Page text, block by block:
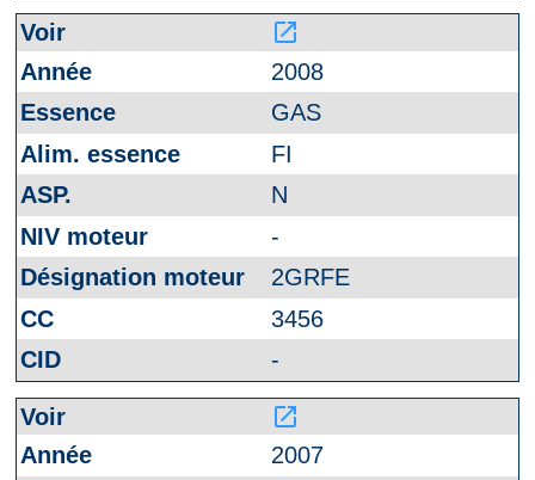
launch
2008
GAS
FI
N
-
2GRFE
3456
-
launch
2007